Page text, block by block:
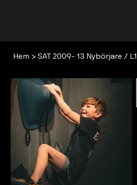
Hem > SAT 2009- 13 Nybörjare / L1